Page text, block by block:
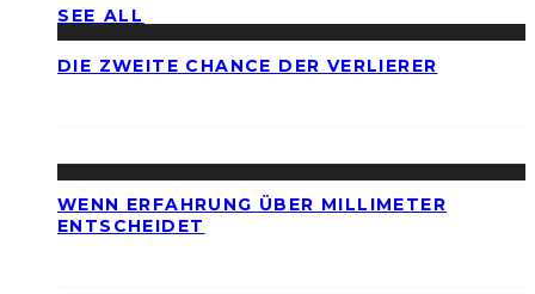
SEE ALL
DIE ZWEITE CHANCE DER VERLIERER
WENN ERFAHRUNG ÜBER MILLIMETER
ENTSCHEIDET